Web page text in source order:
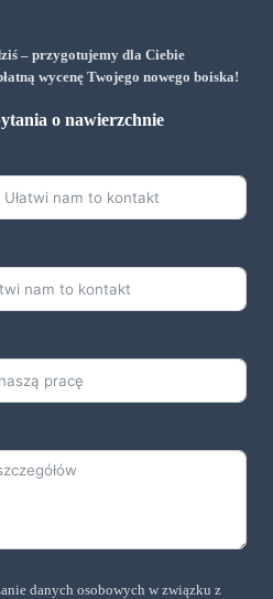
– przygotujemy dla Ciebie
wycenę Twojego nowego boiska!
o nawierzchnie
danych osobowych w związku z